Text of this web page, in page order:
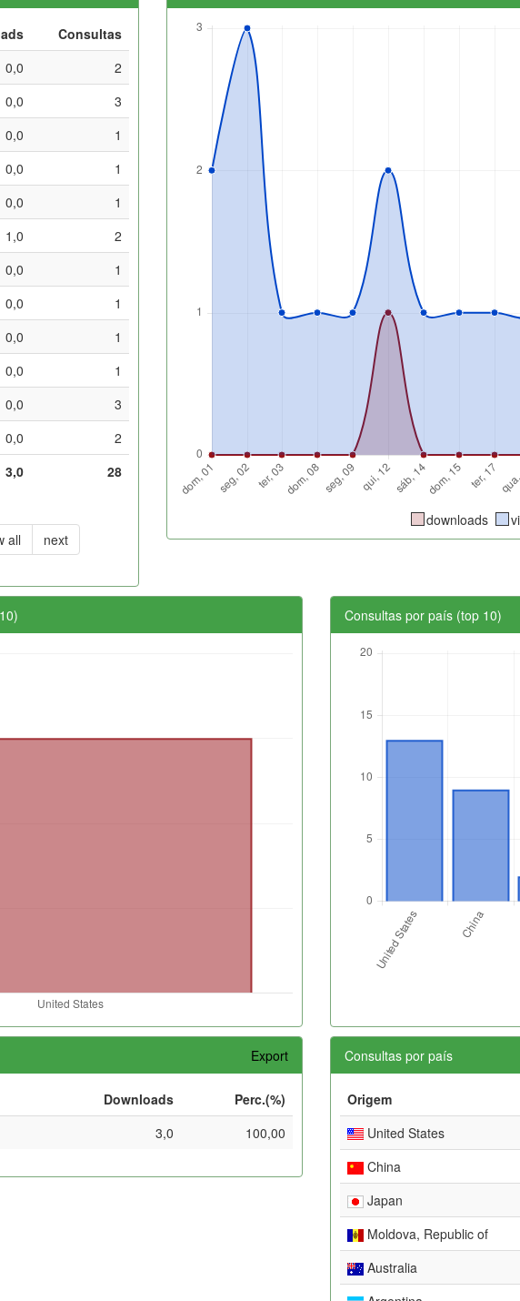
Consultas
0,0
2
0,0
3
0,0
1
0,0
1
0,0
1
1,0
2
0,0
1
0,0
1
0,0
1
0,0
1
0,0
3
0,0
2
3,0
28
all next
downloads
Consultas por país (top 10)
Export
Downloads
Perc.(%)
3,0 100,00
Consultas por país
Origem
United States
China
Japan
Moldova, Republic of
Australia